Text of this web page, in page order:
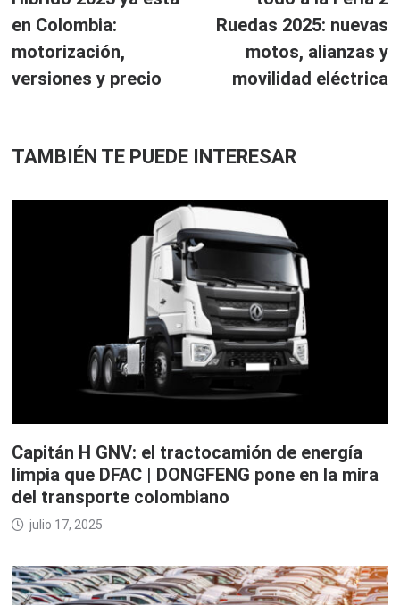
entradas
en Colombia:
motorización,
versiones y precio
Ruedas 2025: nuevas
motos, alianzas y
movilidad eléctrica
TAMBIÉN TE PUEDE INTERESAR
Capitán H GNV: el tractocamión de energía
limpia que DFAC | DONGFENG pone en la mira
del transporte colombiano
julio 17, 2025